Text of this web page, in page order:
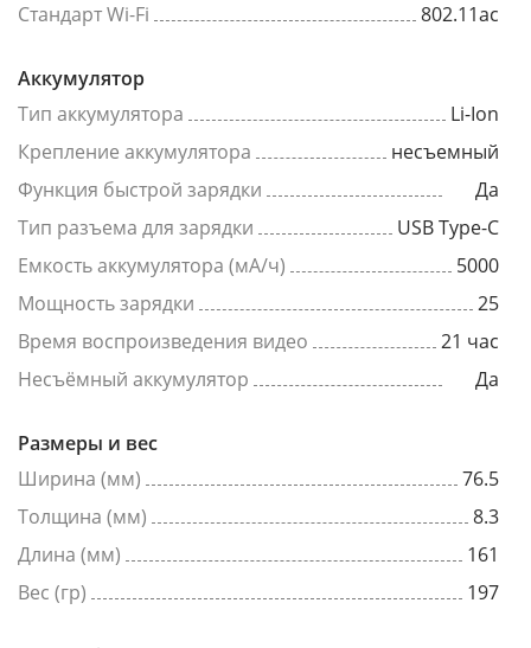
Стандарт Wi-Fi
802.11ac
Аккумулятор
Тип аккумулятора
Li-Ion
Крепление аккумулятора
несъемный
Функция быстрой зарядки
Да
Тип разъема для зарядки
USB Type-C
Емкость аккумулятора (мА/ч)
5000
Мощность зарядки
25
Время воспроизведения видео
21 час
Несъёмный аккумулятор
Да
Размеры и вес
Ширина (мм)
76.5
Толщина (мм)
8.3
Длина (мм)
161
Вес (гр)
197